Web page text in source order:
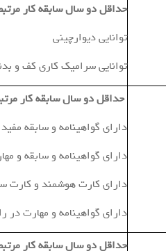
حداقل دو سال سابقه کار
توانايي ديوارچيني
توانايي سراميك كاري كف و
حداقل دو سال سابقه کار
دارای گواهینامه و سابقه
دارای گواهینامه و سابقه و
دارای کارت هوشمند و کارت
دارای گواهینامه و مهارت در
حداقل دو سال سابقه کار